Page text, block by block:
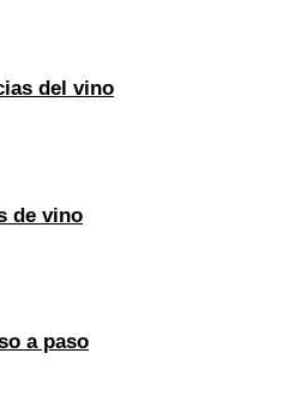
del vino
de vino
a paso